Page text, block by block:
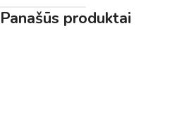
Panašūs produktai